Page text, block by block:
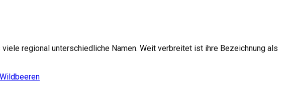
regional unterschiedliche Namen. Weit verbreitet ist ihre Bezeichnung als
Wildbeeren